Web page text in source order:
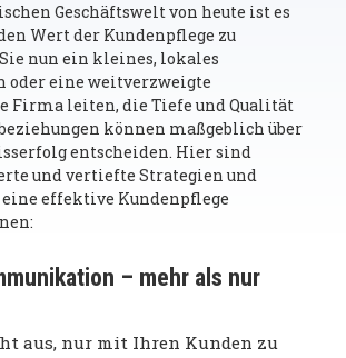
Geschäftswelt von heute ist es
Wert der Kundenpflege zu
nun ein kleines, lokales
oder eine weitverzweigte
Firma leiten, die Tiefe und Qualität
können maßgeblich über
entscheiden. Hier sind
und vertiefte Strategien und
eine effektive Kundenpflege
– mehr als nur
aus, nur mit Ihren Kunden zu